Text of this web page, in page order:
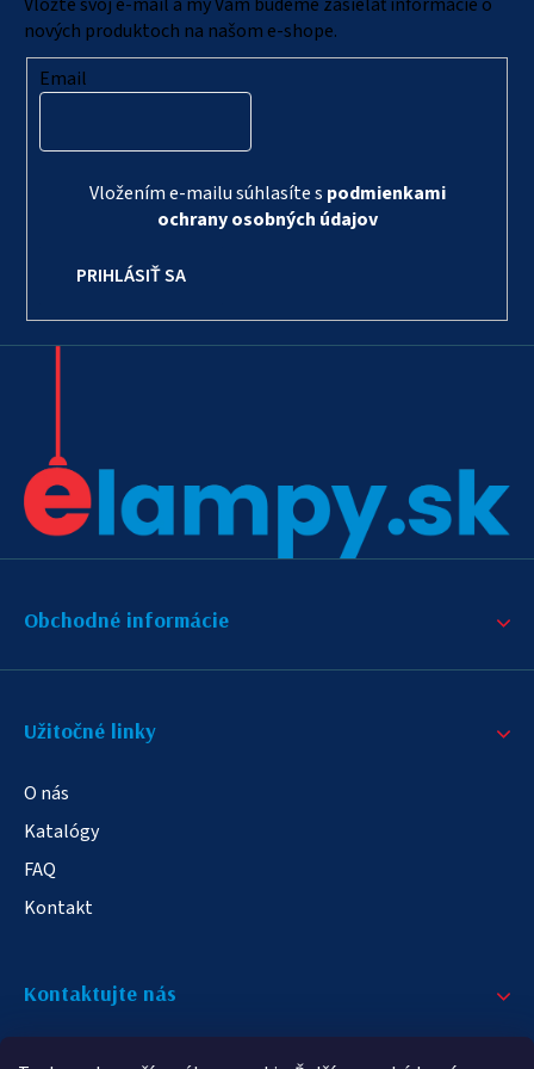
nových produktoch na našom e-shope.
Email
Vložením e-mailu súhlasíte s podmienkami
ochrany osobných údajov
PRIHLÁSIŤ SA
Obchodné informácie
Užitočné linky
O nás
Katalógy
FAQ
Kontakt
Kontaktujte nás